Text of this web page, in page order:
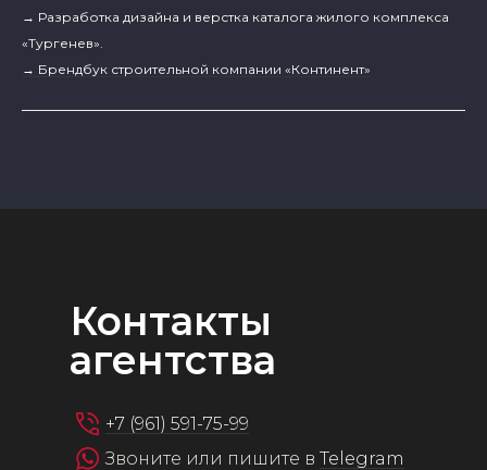
→ Разработка дизайна и верстка каталога жилого комплекса
«Тургенев».
→ Брендбук строительной компании «Континент»
Контакты
агентства
+7 (961) 591-75-99
Звоните или пишите в Telegram